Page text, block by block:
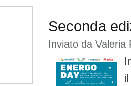
Seconda
Inviato da Valeria